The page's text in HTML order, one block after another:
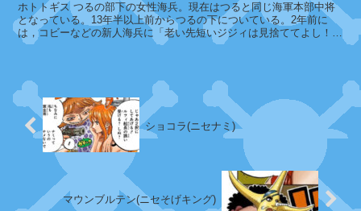
コ
リ
ホトトギス つるの部下の女性海兵。現在はつると同じ海軍本部中将
となっている。13年半以上前からつるの下についている。2年前に
は，コビーなどの新人海兵に「老い先短いジジィは見捨ててよし！」
と極端な指導をするガープを叱っ...
ショコラ(ニセナミ)
マウンブルテン(ニセそげキング)